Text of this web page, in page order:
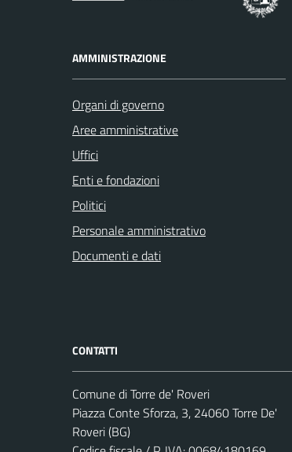
AMMINISTRAZIONE
Organi di governo
Aree amministrative
Uffici
Enti e fondazioni
Politici
Personale amministrativo
Documenti e dati
CONTATTI
Comune di Torre de' Roveri
Piazza Conte Sforza, 3, 24060 Torre De'
Roveri (BG)